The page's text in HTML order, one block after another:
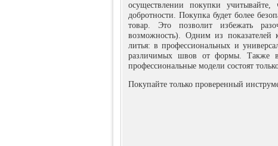
осуществлении покупки учитывайте,
добротности. Покупка будет более
товар. Это позволит избежать
возможность). Одним из показателей
литья: в профессиональных и
различимых швов от формы. Также
профессиональные модели состоят
Покупайте только проверенный